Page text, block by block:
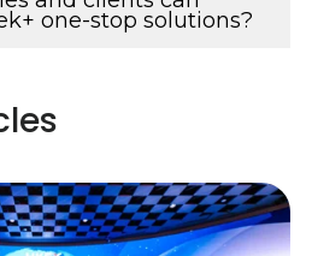
one-stop solutions?